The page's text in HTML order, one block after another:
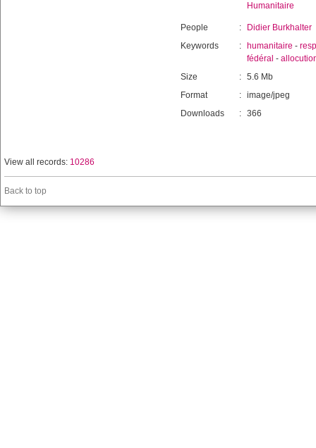
Humanitaire
People :
Didier Burkhalter
Keywords
: humanitaire -
fédéral -
Size
: 5.6 Mb
Format
: image/jpeg
Downloads
: 366
View all records: 10286
Back to top